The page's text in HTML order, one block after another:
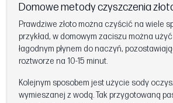
Domowe metody czyszczenia
Prawdziwe złoto można czyścić na wiele
przykład, w domowym zaciszu można
łagodnym płynem do naczyń,
roztworze na 10-15 minut.
Kolejnym sposobem jest użycie sody
wymieszanej z wodą. Tak przygotowaną